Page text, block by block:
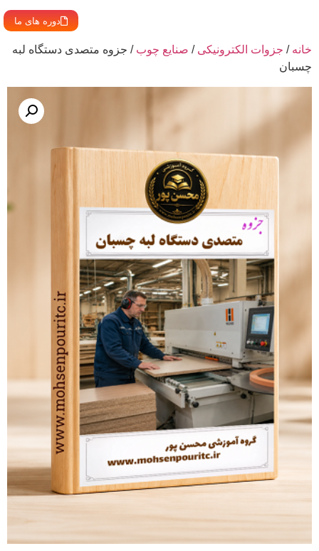
دوره های ما
خانه / جزوات الکترونیکی / صنایع چوب / جزوه متصدی دستگاه لبه
چسبان